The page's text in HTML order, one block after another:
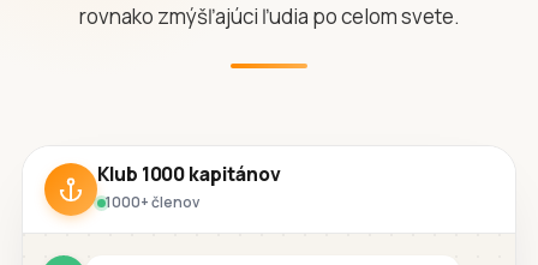
rovnako zmýšľajúci ľudia po celom svete.
Klub 1000 kapitánov
1000+ členov